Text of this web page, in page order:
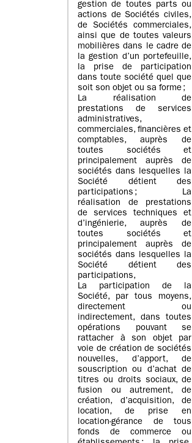
gestion de toutes parts ou
actions de Sociétés civiles,
de Sociétés commerciales,
ainsi que de toutes valeurs
mobilières dans le cadre de
la gestion d’un portefeuille,
la prise de participation
dans toute société quel que
soit son objet ou sa forme ;
La réalisation de
prestations de services
administratives,
commerciales, financières et
comptables, auprès de
toutes sociétés et
principalement auprès de
sociétés dans lesquelles la
Société détient des
participations ; La
réalisation de prestations
de services techniques et
d’ingénierie, auprès de
toutes sociétés et
principalement auprès de
sociétés dans lesquelles la
Société détient des
participations,
La participation de la
Société, par tous moyens,
directement ou
indirectement, dans toutes
opérations pouvant se
rattacher à son objet par
voie de création de sociétés
nouvelles, d’apport, de
souscription ou d’achat de
titres ou droits sociaux, de
fusion ou autrement, de
création, d’acquisition, de
location, de prise en
location-gérance de tous
fonds de commerce ou